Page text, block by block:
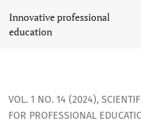
STRUCTURE OF THE
Innovative professional
education
VOL. 1 NO. 14 (2024),
FOR PROFESSIONAL